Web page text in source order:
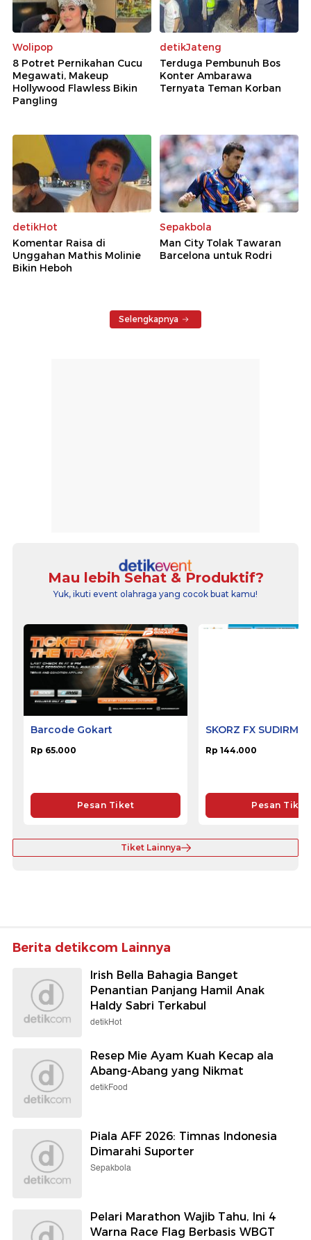
Wolipop
8 Potret Pernikahan Cucu
Megawati, Makeup
Hollywood Flawless Bikin
Pangling
detikJateng
Terduga Pembunuh Bos
Konter Ambarawa
Ternyata Teman Korban
detikHot
Komentar Raisa di
Unggahan Mathis Molinie
Bikin Heboh
Sepakbola
Man City Tolak Tawaran
Barcelona untuk Rodri
Selengkapnya
Mau lebih Sehat & Produktif?
Yuk, ikuti event olahraga yang cocok buat kamu!
Barcode Gokart
Rp 65.000
Pesan Tiket
SKORZ FX
Rp 144.000
Pesan Tiket
Tiket Lainnya
Berita detikcom Lainnya
Irish Bella Bahagia Banget
Penantian Panjang Hamil Anak
Haldy Sabri Terkabul
detikHot
Resep Mie Ayam Kuah Kecap ala
Abang-Abang yang Nikmat
detikFood
Piala AFF 2026: Timnas Indonesia
Dimarahi Suporter
Sepakbola
Pelari Marathon Wajib Tahu, Ini 4
Warna Race Flag Berbasis WBGT